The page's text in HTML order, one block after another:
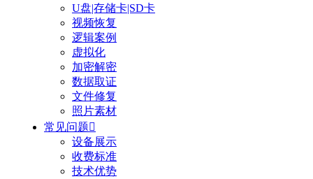
U盘|存储卡|SD卡
视频恢复
逻辑案例
虚拟化
加密解密
数据取证
文件修复
照片素材
常见问题
设备展示
收费标准
技术优势